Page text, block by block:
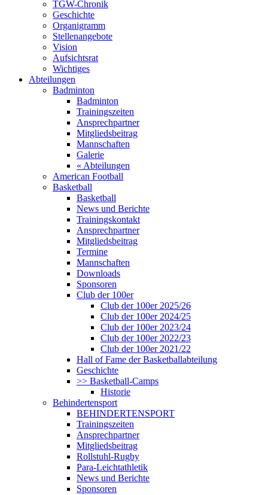
TGW-Chronik
Geschichte
Organigramm
Stellenangebote
Vision
Aufsichtsrat
Wichtiges
Abteilungen
Badminton
Badminton
Trainingszeiten
Ansprechpartner
Mitgliedsbeitrag
Mannschaften
Galerie
« Abteilungen
American Football
Basketball
Basketball
News und Berichte
Trainingskontakt
Ansprechpartner
Mitgliedsbeitrag
Termine
Mannschaften
Downloads
Sponsoren
Club der 100er
Club der 100er 2025/26
Club der 100er 2024/25
Club der 100er 2023/24
Club der 100er 2022/23
Club der 100er 2021/22
Hall of Fame der Basketballabteilung
Geschichte
>> Basketball-Camps
Historie
Behindertensport
BEHINDERTENSPORT
Trainingszeiten
Ansprechpartner
Mitgliedsbeitrag
Rollstuhl-Rugby
Para-Leichtathletik
News und Berichte
Sponsoren